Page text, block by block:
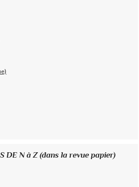
DE N à Z (dans la revue papier)